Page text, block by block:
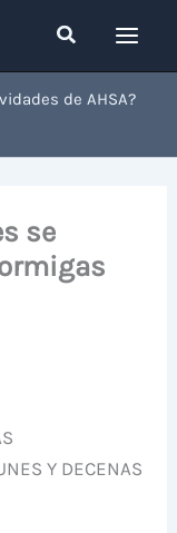
Buscar
de AHSA?
se
Y DECENAS